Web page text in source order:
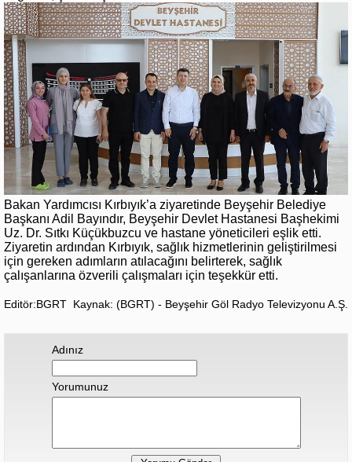
Bakan Yardımcısı Kırbıyık’a ziyaretinde Beyşehir Belediye
Başkanı Adil Bayındır, Beyşehir Devlet Hastanesi Başhekimi
Uz. Dr. Sıtkı Küçükbuzcu ve hastane yöneticileri eşlik etti.
Ziyaretin ardından Kırbıyık, sağlık hizmetlerinin geliştirilmesi
için gereken adımların atılacağını belirterek, sağlık
çalışanlarına özverili çalışmaları için teşekkür etti.
Editör:BGRT Kaynak: (BGRT) - Beyşehir Göl Radyo Televizyonu A.Ş.
Adınız
Yorumunuz